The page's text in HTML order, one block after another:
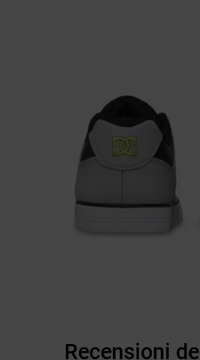
Recensioni